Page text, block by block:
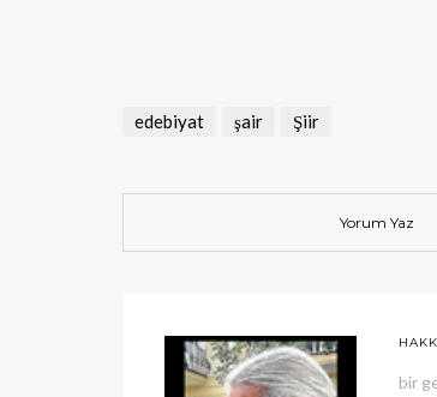
edebiyat şair Şiir
Yorum Yaz
bir